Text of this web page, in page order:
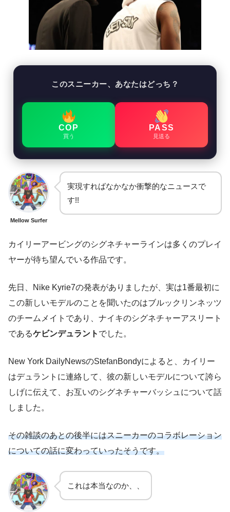
このスニーカー、あなたはどっち？
COP
買う
PASS
見送る
Mellow Surfer
実現すればなかなか衝撃的なニュースで
す!!
カイリーアービングのシグネチャーラインは多くのプレイ
ヤーが待ち望んでいる作品です。
先日、Nike Kyrie7の発表がありましたが、実は1番最初に
この新しいモデルのことを聞いたのはブルックリンネッツ
のチームメイトであり、ナイキのシグネチャーアスリート
であるケビンデュラント でした。
New York DailyNewsのStefanBondyによると、カイリー
はデュラントに連絡して、彼の新しいモデルについて誇ら
しげに伝えて、お互いのシグネチャーバッシュについて話
しました。
その雑談のあとの後半にはスニーカーのコラボレーション
についての話に変わっていったそうです。
これは本当なのか、、